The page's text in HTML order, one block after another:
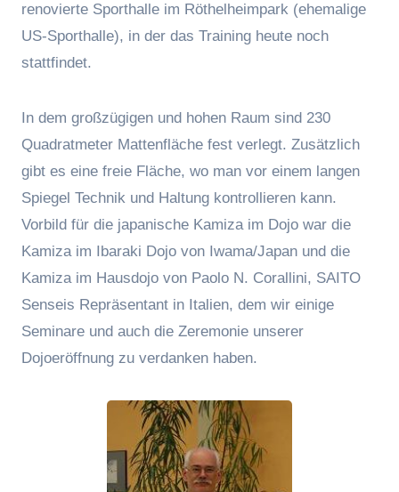
renovierte Sporthalle im Röthelheimpark (ehemalige
US-Sporthalle), in der das Training heute noch
stattfindet.
In dem großzügigen und hohen Raum sind 230
Quadratmeter Mattenfläche fest verlegt. Zusätzlich
gibt es eine freie Fläche, wo man vor einem langen
Spiegel Technik und Haltung kontrollieren kann.
Vorbild für die japanische Kamiza im Dojo war die
Kamiza im Ibaraki Dojo von Iwama/Japan und die
Kamiza im Hausdojo von Paolo N. Corallini, SAITO
Senseis Repräsentant in Italien, dem wir einige
Seminare und auch die Zeremonie unserer
Dojoeröffnung zu verdanken haben.